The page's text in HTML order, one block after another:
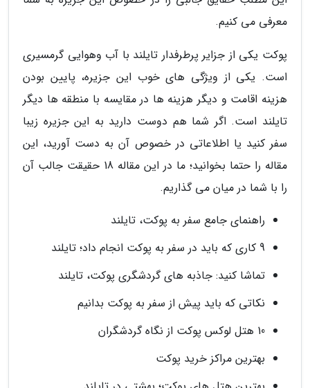
معرفی می کنیم.
پوکت یکی از جزایر پرطرفدار تایلند با آب وهوایی گرمسیری
است. یکی از ویژگی های خوب این جزیره، پایین بودن
هزینه اقامت و دیگر هزینه ها در مقایسه با منطقه ها دیگر
تایلند است. اگر شما هم دوست دارید به این جزیره زیبا
سفر کنید یا اطلاعاتی در خصوص آن به دست آورید، این
مقاله را حتما بخوانید؛ ما در این مقاله 18 حقیقت جالب آن
را با شما در میان می گذاریم.
راهنمای جامع سفر به پوکت، تایلند
9 کاری که باید در سفر به پوکت انجام داد؛ تایلند
تماشا کنید: جاذبه های گردشگری پوکت، تایلند
نکاتی که باید پیش از سفر به پوکت بدانیم
10 هتل لوکس پوکت از نگاه گردشگران
بهترین مراکز خرید پوکت